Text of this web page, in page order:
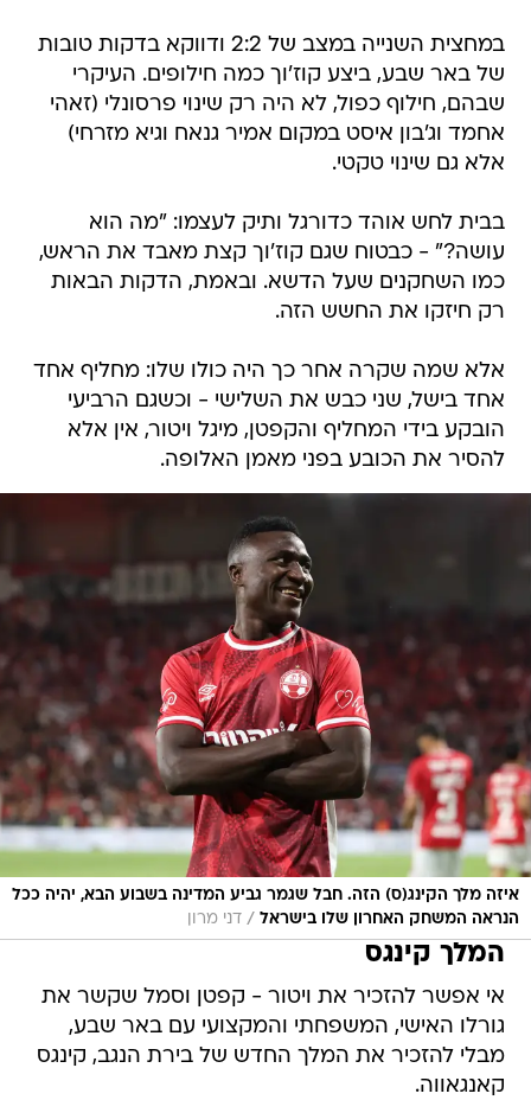
במחצית השנייה במצב של 2:2 ודווקא בדקות טובות
של באר שבע, ביצע קוז'וך כמה חילופים. העיקרי
שבהם, חילוף כפול, לא היה רק שינוי פרסונלי (זאהי
אחמד וג'בון איסט במקום אמיר גנאח וגיא מזרחי)
אלא גם שינוי טקטי.
בבית לחש אוהד כדורגל ותיק לעצמו: "מה הוא
עושה?" - כבטוח שגם קוז'וך קצת מאבד את הראש,
כמו השחקנים שעל הדשא. ובאמת, הדקות הבאות
רק חיזקו את החשש הזה.
אלא שמה שקרה אחר כך היה כולו שלו: מחליף אחד
אחד בישל, שני כבש את השלישי - וכשגם הרביעי
הובקע בידי המחליף והקפטן, מיגל ויטור, אין אלא
להסיר את הכובע בפני מאמן האלופה.
איזה מלך הקינג(ס) הזה. חבל שגמר גביע המדינה בשבוע הבא, יהיה ככל
הנראה המשחק האחרון שלו בישראל / דני מרון
המלך קינגס
אי אפשר להזכיר את ויטור - קפטן וסמל שקשר את
גורלו האישי, המשפחתי והמקצועי עם באר שבע,
מבלי להזכיר את המלך החדש של בירת הנגב, קינגס
קאנגאווה.